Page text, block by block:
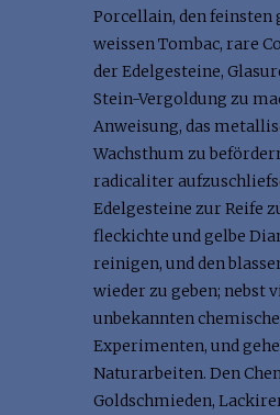
Porcellain, den feinsten
weissen Tombac, rare
der Edelgesteine,
Stein-Vergoldung zu
Anweisung, das
Wachsthum zu
radicaliter
Edelgesteine zur Reife
fleckichte und gelbe
reinigen, und den
wieder zu geben; nebst
unbekannten
Experimenten, und
Naturarbeiten. Den
Goldschmieden,